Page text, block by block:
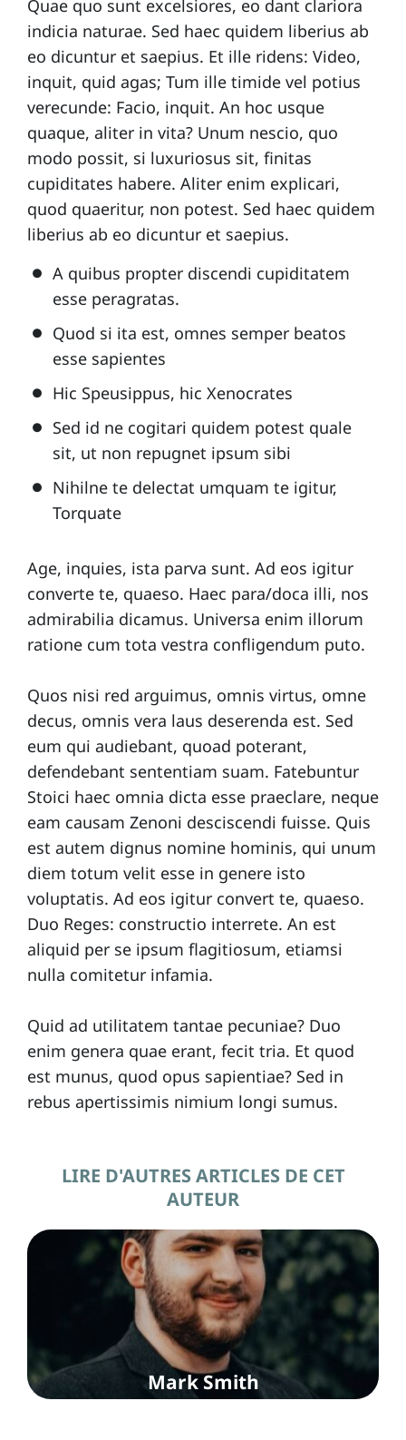
Quae quo sunt excelsiores, eo dant clariora
indicia naturae. Sed haec quidem liberius ab
eo dicuntur et saepius. Et ille ridens: Video,
inquit, quid agas; Tum ille timide vel potius
verecunde: Facio, inquit. An hoc usque
quaque, aliter in vita? Unum nescio, quo
modo possit, si luxuriosus sit, finitas
cupiditates habere. Aliter enim explicari,
quod quaeritur, non potest. Sed haec quidem
liberius ab eo dicuntur et saepius.
A quibus propter discendi cupiditatem
esse peragratas.
Quod si ita est, omnes semper beatos
esse sapientes
Hic Speusippus, hic Xenocrates
Sed id ne cogitari quidem potest quale
sit, ut non repugnet ipsum sibi
Nihilne te delectat umquam te igitur,
Torquate
Age, inquies, ista parva sunt. Ad eos igitur
converte te, quaeso. Haec para/doca illi, nos
admirabilia dicamus. Universa enim illorum
ratione cum tota vestra confligendum puto.
Quos nisi red arguimus, omnis virtus, omne
decus, omnis vera laus deserenda est. Sed
eum qui audiebant, quoad poterant,
defendebant sententiam suam. Fatebuntur
Stoici haec omnia dicta esse praeclare, neque
eam causam Zenoni desciscendi fuisse. Quis
est autem dignus nomine hominis, qui unum
diem totum velit esse in genere isto
voluptatis. Ad eos igitur convert te, quaeso.
Duo Reges: constructio interrete. An est
aliquid per se ipsum flagitiosum, etiamsi
nulla comitetur infamia.
Quid ad utilitatem tantae pecuniae? Duo
enim genera quae erant, fecit tria. Et quod
est munus, quod opus sapientiae? Sed in
rebus apertissimis nimium longi sumus.
LIRE D'AUTRES ARTICLES DE CET
AUTEUR
Mark Smith